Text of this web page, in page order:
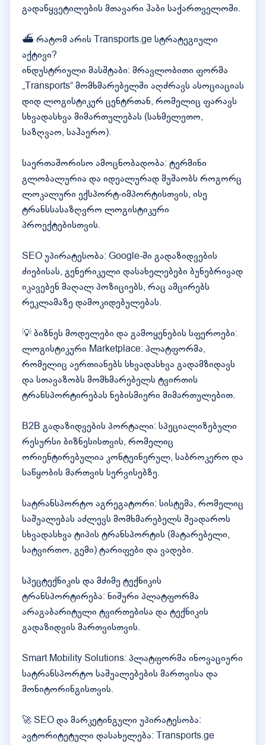
გადაწყვეტილების მთავარი ჰაბი საქართველოში.
⛴️ რატომ არის Transports.ge სტრატეგიული
აქტივი?
ინდუსტრიული მასშტაბი: მრავლობითი ფორმა
„Transports“ მომხმარებელში აღძრავს ასოციაციას
დიდ ლოგისტიკურ ცენტრთან, რომელიც ფარავს
სხვადასხვა მიმართულებას (სახმელეთო,
საზღვაო, საჰაერო).
საერთაშორისო ამოცნობადობა: ტერმინი
გლობალურია და იდეალურად მუშაობს როგორც
ლოკალური ექსპორტ-იმპორტისთვის, ისე
ტრანსსასაზღვრო ლოგისტიკური
პროექტებისთვის.
SEO უპირატესობა: Google-ში გადაზიდვების
ძიებისას, გენერიკული დასახელებები ბუნებრივად
იკავებენ მაღალ პოზიციებს, რაც ამცირებს
რეკლამაზე დამოკიდებულებას.
💡 ბიზნეს მოდელები და გამოყენების სფეროები:
ლოგისტიკური Marketplace: პლატფორმა,
რომელიც აერთიანებს სხვადასხვა გადამზიდავს
და სთავაზობს მომხმარებელს ტვირთის
ტრანსპორტირებას ნებისმიერი მიმართულებით.
B2B გადაზიდვების პორტალი: სპეციალიზებული
რესურსი ბიზნესისთვის, რომელიც
ორიენტირებულია კონტეინერულ, საბროკერო და
საწყობის მართვის სერვისებზე.
სატრანსპორტო აგრეგატორი: სისტემა, რომელიც
საშუალებას აძლევს მომხმარებელს შეადაროს
სხვადასხვა ტიპის ტრანსპორტის (მატარებელი,
სატვირთო, გემი) ტარიფები და ვადები.
სპეცტექნიკის და მძიმე ტექნიკის
ტრანსპორტირება: ნიშური პლატფორმა
არაგაბარიტული ტვირთებისა და ტექნიკის
გადაზიდვის მართვისთვის.
Smart Mobility Solutions: პლატფორმა ინოვაციური
სატრანსპორტო საშუალებების მართვისა და
მონიტორინგისთვის.
🚀 SEO და მარკეტინგული უპირატესობა:
ავტორიტეტული დასახელება: Transports.ge